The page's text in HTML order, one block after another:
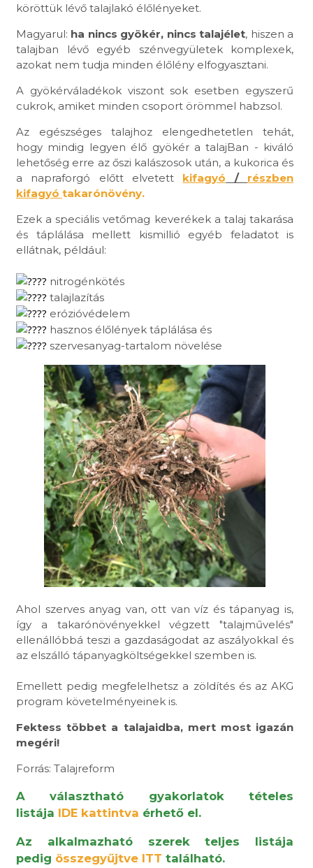
köröttük lévő talajlakó élőlényeket.
Magyarul: ha nincs gyökér, nincs talajélet, hiszen a
talajban lévő egyéb szénvegyületek komplexek,
azokat nem tudja minden élőlény elfogyasztani.
A gyökérváladékok viszont sok esetben egyszerű
cukrok, amiket minden csoport örömmel habzsol.
Az egészséges talajhoz elengedhetetlen tehát,
hogy mindig legyen élő gyökér a talajBan - kiváló
lehetőség erre az őszi kalászosok után, a kukorica és
a napraforgó előtt elvetett kifagyó / részben
kifagyó takarónövény.
Ezek a speciális vetőmag keverékek a talaj takarása
és táplálása mellett kismillió egyéb feladatot is
ellátnak, például:
nitrogénkötés
talajlazítás
erózióvédelem
hasznos élőlények táplálása és
szervesanyag-tartalom növelése
Ahol szerves anyag van, ott van víz és tápanyag is,
így a takarónövényekkel végzett "talajművelés"
ellenállóbbá teszi a gazdaságodat az aszályokkal és
az elszálló tápanyagköltségekkel szemben is.
Emellett pedig megfelelhetsz a zöldítés és az AKG
program követelményeinek is.
Fektess többet a talajaidba, mert most igazán
megéri!
Forrás: Talajreform
A választható gyakorlatok tételes
listája IDE kattintva érhető el.
Az alkalmazható szerek teljes listája
pedig összegyűjtve ITT található.